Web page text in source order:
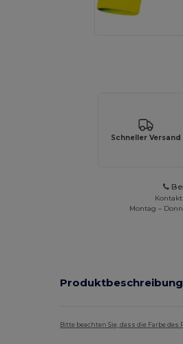
Schneller Versand
Kontakt
Montag –
Produktbeschreibung
Bitte beachten Sie, dass die Farbe